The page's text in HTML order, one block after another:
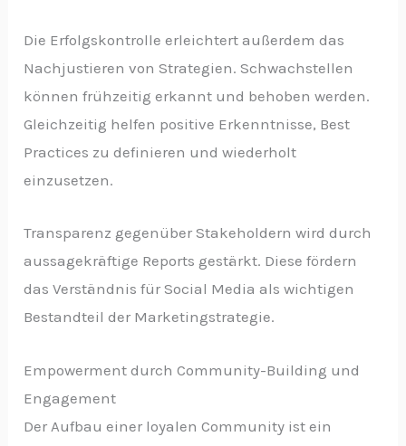
Die Erfolgskontrolle erleichtert außerdem das
Nachjustieren von Strategien. Schwachstellen
können frühzeitig erkannt und behoben werden.
Gleichzeitig helfen positive Erkenntnisse, Best
Practices zu definieren und wiederholt
einzusetzen.
Transparenz gegenüber Stakeholdern wird durch
aussagekräftige Reports gestärkt. Diese fördern
das Verständnis für Social Media als wichtigen
Bestandteil der Marketingstrategie.
Empowerment durch Community-Building und
Engagement
Der Aufbau einer loyalen Community ist ein